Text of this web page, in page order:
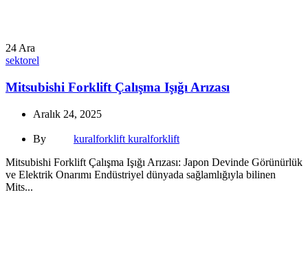
24 Ara
sektorel
Mitsubishi Forklift Çalışma Işığı Arızası
Aralık 24, 2025
By
kuralforklift kuralforklift
Mitsubishi Forklift Çalışma Işığı Arızası: Japon Devinde Görünürlük
ve Elektrik Onarımı Endüstriyel dünyada sağlamlığıyla bilinen
Mits...